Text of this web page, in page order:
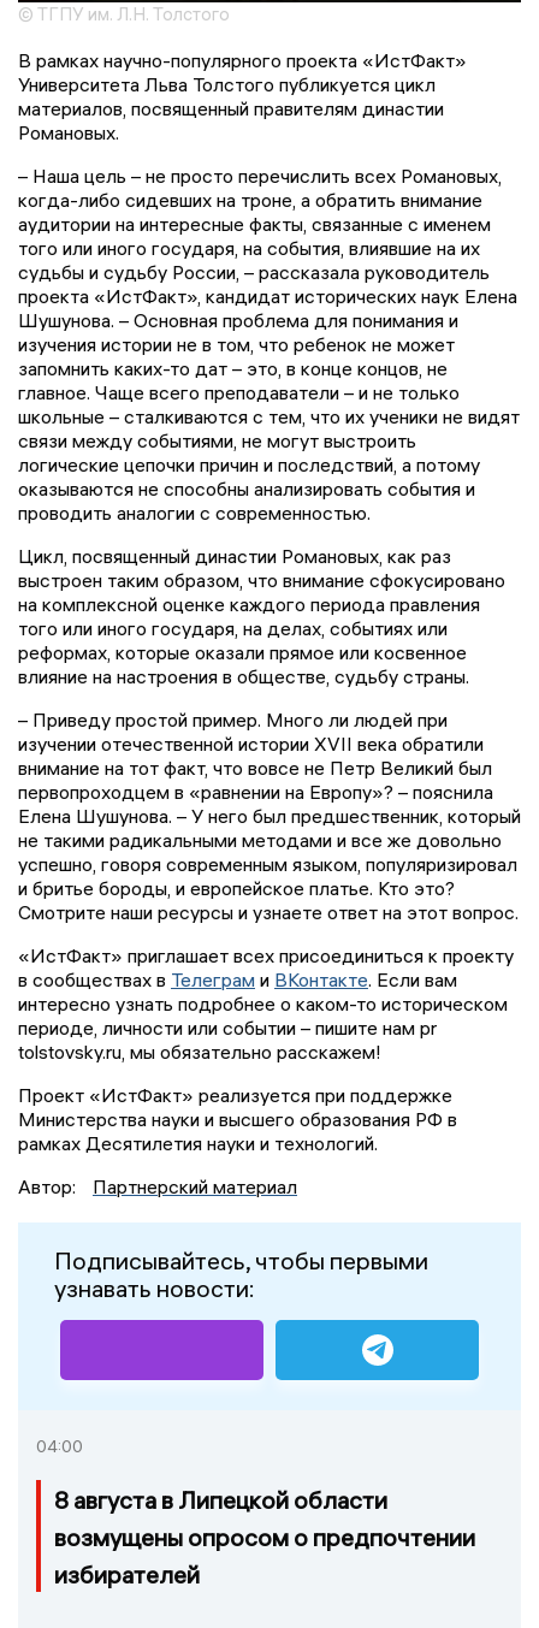
© ТГПУ им. Л.Н. Толстого
В рамках научно-популярного проекта «ИстФакт»
Университета Льва Толстого публикуется цикл
материалов, посвященный правителям династии
Романовых.
– Наша цель – не просто перечислить всех Романовых,
когда-либо сидевших на троне, а обратить внимание
аудитории на интересные факты, связанные с именем
того или иного государя, на события, влиявшие на их
судьбы и судьбу России, – рассказала руководитель
проекта «ИстФакт», кандидат исторических наук Елена
Шушунова. – Основная проблема для понимания и
изучения истории не в том, что ребенок не может
запомнить каких-то дат – это, в конце концов, не
главное. Чаще всего преподаватели – и не только
школьные – сталкиваются с тем, что их ученики не видят
связи между событиями, не могут выстроить
логические цепочки причин и последствий, а потому
оказываются не способны анализировать события и
проводить аналогии с современностью.
Цикл, посвященный династии Романовых, как раз
выстроен таким образом, что внимание сфокусировано
на комплексной оценке каждого периода правления
того или иного государя, на делах, событиях или
реформах, которые оказали прямое или косвенное
влияние на настроения в обществе, судьбу страны.
– Приведу простой пример. Много ли людей при
изучении отечественной истории XVII века обратили
внимание на тот факт, что вовсе не Петр Великий был
первопроходцем в «равнении на Европу»? – пояснила
Елена Шушунова. – У него был предшественник, который
не такими радикальными методами и все же довольно
успешно, говоря современным языком, популяризировал
и бритье бороды, и европейское платье. Кто это?
Смотрите наши ресурсы и узнаете ответ на этот вопрос.
«ИстФакт» приглашает всех присоединиться к проекту
в сообществах в Телеграм и ВКонтакте. Если вам
интересно узнать подробнее о каком-то историческом
периоде, личности или событии – пишите нам pr
tolstovsky.ru, мы обязательно расскажем!
Проект «ИстФакт» реализуется при поддержке
Министерства науки и высшего образования РФ в
рамках Десятилетия науки и технологий.
Автор:
Партнерский материал
Подписывайтесь, чтобы первыми
узнавать новости:
04:00
8 августа в Липецкой области
возмущены опросом о предпочтении
избирателей